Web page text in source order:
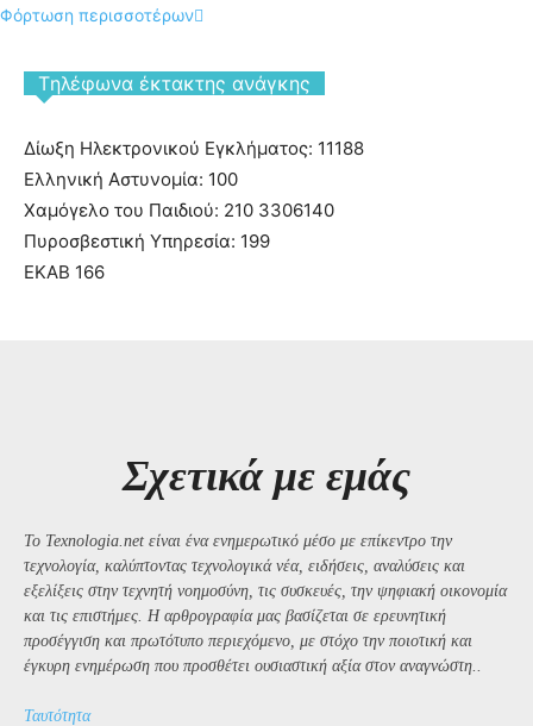
Φόρτωση περισσοτέρων
Tηλέφωνα έκτακτης ανάγκης
Δίωξη Ηλεκτρονικού Εγκλήματος: 11188
Ελληνική Αστυνομία: 100
Χαμόγελο του Παιδιού: 210 3306140
Πυροσβεστική Υπηρεσία: 199
ΕΚΑΒ 166
Σχετικά με εμάς
Το Texnologia.net είναι ένα ενημερωτικό μέσο με επίκεντρο την
τεχνολογία, καλύπτοντας τεχνολογικά νέα, ειδήσεις, αναλύσεις και
εξελίξεις στην τεχνητή νοημοσύνη, τις συσκευές, την ψηφιακή οικονομία
και τις επιστήμες. Η αρθρογραφία μας βασίζεται σε ερευνητική
προσέγγιση και πρωτότυπο περιεχόμενο, με στόχο την ποιοτική και
έγκυρη ενημέρωση που προσθέτει ουσιαστική αξία στον αναγνώστη..
Ταυτότητα